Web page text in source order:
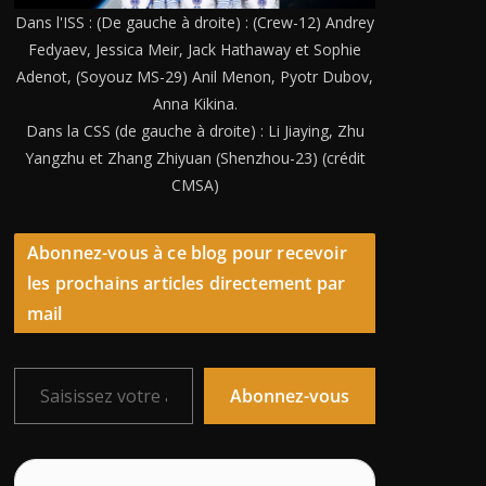
Dans l'ISS : (De gauche à droite) : (Crew-12) Andrey
Fedyaev, Jessica Meir, Jack Hathaway et Sophie
Adenot, (Soyouz MS-29) Anil Menon, Pyotr Dubov,
Anna Kikina.
Dans la CSS (de gauche à droite) : Li Jiaying, Zhu
Yangzhu et Zhang Zhiyuan (Shenzhou-23) (crédit
CMSA)
Abonnez-vous à ce blog pour recevoir
les prochains articles directement par
mail
Saisissez votre adresse e-mail…
Abonnez-vous